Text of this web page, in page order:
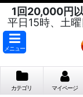
1回20,000円
平日15時、土
メニュー
カテゴリ マイページ